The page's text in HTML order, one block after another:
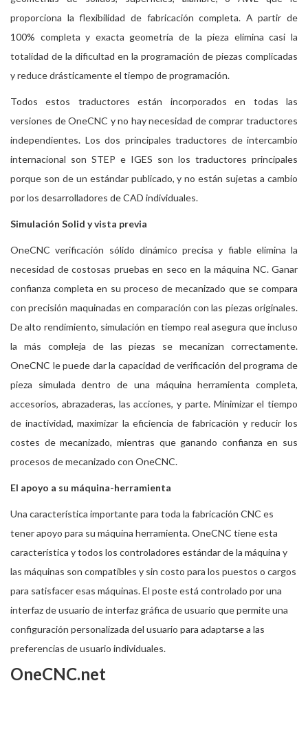
proporciona la flexibilidad de fabricación completa. A partir de
100% completa y exacta geometría de la pieza elimina casi la
totalidad de la dificultad en la programación de piezas complicadas
y reduce drásticamente el tiempo de programación.
Todos estos traductores están incorporados en todas las
versiones de OneCNC y no hay necesidad de comprar traductores
independientes. Los dos principales traductores de intercambio
internacional son STEP e IGES son los traductores principales
porque son de un estándar publicado, y no están sujetas a cambio
por los desarrolladores de CAD individuales.
Simulación Solid y vista previa
OneCNC verificación sólido dinámico precisa y fiable elimina la
necesidad de costosas pruebas en seco en la máquina NC. Ganar
confianza completa en su proceso de mecanizado que se compara
con precisión maquinadas en comparación con las piezas originales.
De alto rendimiento, simulación en tiempo real asegura que incluso
la más compleja de las piezas se mecanizan correctamente.
OneCNC le puede dar la capacidad de verificación del programa de
pieza simulada dentro de una máquina herramienta completa,
accesorios, abrazaderas, las acciones, y parte. Minimizar el tiempo
de inactividad, maximizar la eficiencia de fabricación y reducir los
costes de mecanizado, mientras que ganando confianza en sus
procesos de mecanizado con OneCNC.
El apoyo a su máquina-herramienta
Una característica importante para toda la fabricación CNC es
tener apoyo para su máquina herramienta. OneCNC tiene esta
característica y todos los controladores estándar de la máquina y
las máquinas son compatibles y sin costo para los puestos o cargos
para satisfacer esas máquinas. El poste está controlado por una
interfaz de usuario de interfaz gráfica de usuario que permite una
configuración personalizada del usuario para adaptarse a las
preferencias de usuario individuales.
OneCNC.net